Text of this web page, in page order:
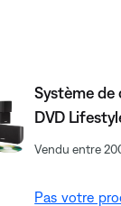
Système de
DVD
Vendu entre
Pas votre